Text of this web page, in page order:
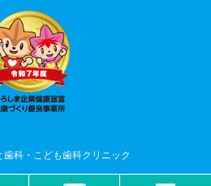
科・こども歯科クリニック